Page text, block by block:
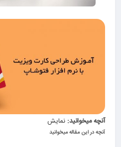
آنچه میخوانید: نمایش
آنچه در این مقاله میخوانید